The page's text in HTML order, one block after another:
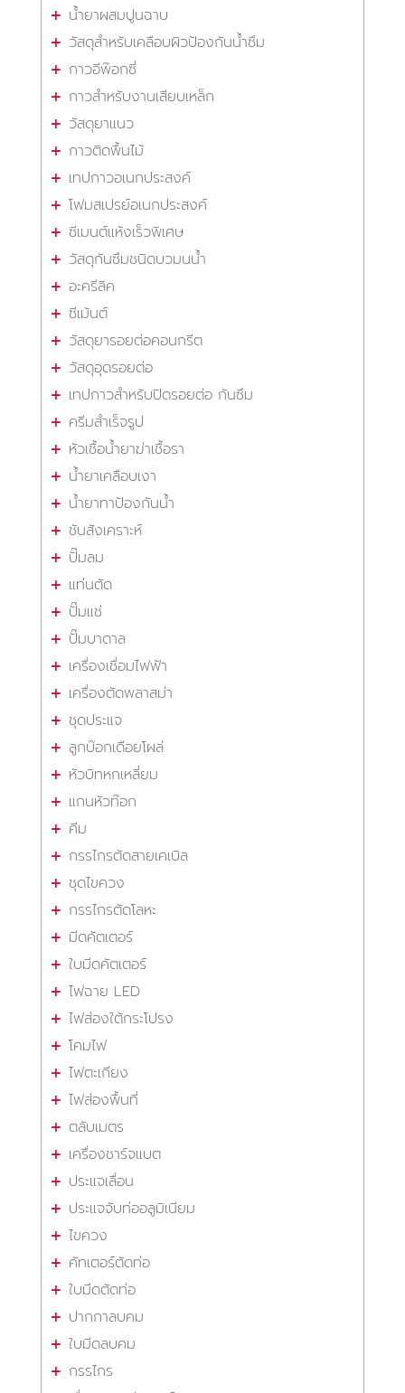
น้ำยาผสมปูนฉาบ
วัสดุสำหรับเคลือบผิวป้องกันน้ำซึม
กาวอีพ๊อกซี่
กาวสำหรับงานเสียบเหล็ก
วัสดุยาแนว
กาวติดพื้นไม้
เทปกาวอเนกประสงค์
โฟมสเปรย์อเนกประสงค์
ซีเมนต์แห้งเร็วพิเศษ
วัสดุกันซึมชนิดบวมนน้ำ
อะครีลิค
ซีเม้นต์
วัสดุยารอยต่อคอนกรีต
วัสดุอุดรอยต่อ
เทปกาวสำหรับปิดรอยต่อ กันซึม
ครีมสำเร็จรูป
หัวเชื้อน้ำยาฆ่าเชื้อรา
น้ำยาเคลือบเงา
น้ำยาทาป้องกันน้ำ
ชันสังเคราะห์
ปั๊มลม
แท่นตัด
ปั๊มแช่
ปั๊มบาดาล
เครื่องเชื่อมไฟฟ้า
เครื่องตัดพลาสม่า
ชุดประแจ
ลูกบ๊อกเดือยโผล่
หัวบิทหกเหลี่ยม
แกนหัวท๊อก
คีม
กรรไกรตัดสายเคเบิล
ชุดไขควง
กรรไกรตัดโลหะ
มีดคัตเตอร์
ใบมีดคัตเตอร์
ไฟฉาย LED
ไฟส่องใต้กระโปรง
โคมไฟ
ไฟตะเกียง
ไฟส่องพื้นที่
ตลับเมตร
เครื่องชาร์จแบต
ประแจเลื่อน
ประแจจับท่ออลูมิเนียม
ไขควง
คัทเตอร์ตัดท่อ
ใบมีดตัดท่อ
ปากกาลบคม
ใบมีดลบคม
กรรไกร